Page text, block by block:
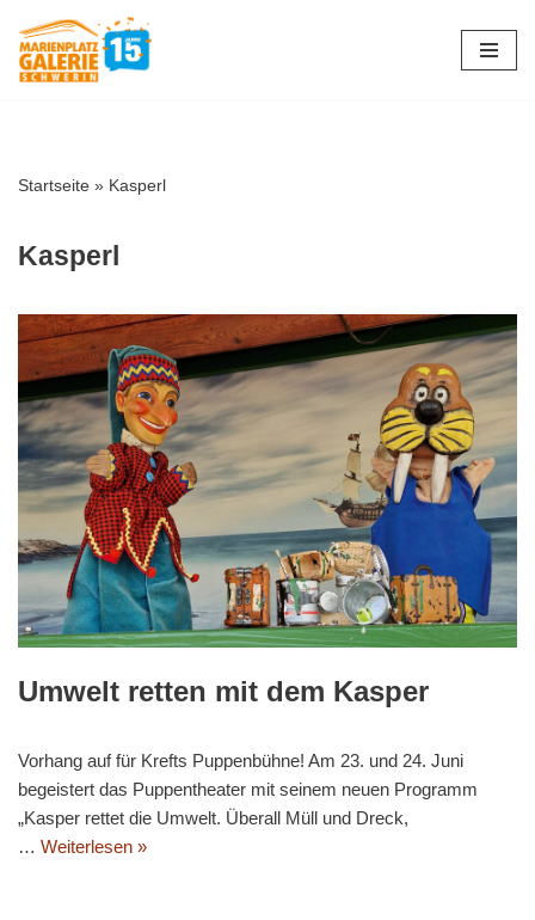
Zum
Startseite » Kasperl
Kasperl
Umwelt retten mit dem Kasper
Vorhang auf für Krefts Puppenbühne! Am 23. und 24. Juni
begeistert das Puppentheater mit seinem neuen Programm
„Kasper rettet die Umwelt. Überall Müll und Dreck,
… Weiterlesen »